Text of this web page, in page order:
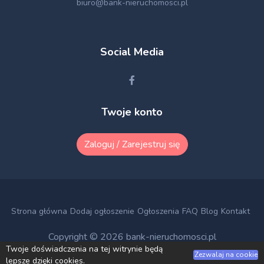
biuro@bank-nieruchomosci.pl
Social Media
Twoje konto
Zaloguj / Zarejestruj się
Strona główna Dodaj ogłoszenie Ogłoszenia FAQ Blog Kontakt
Copyright © 2026 bank-nieruchomosci.pl
Twoje doświadczenia na tej witrynie będą
lepsze dzięki cookies.
Zezwalaj na cookie